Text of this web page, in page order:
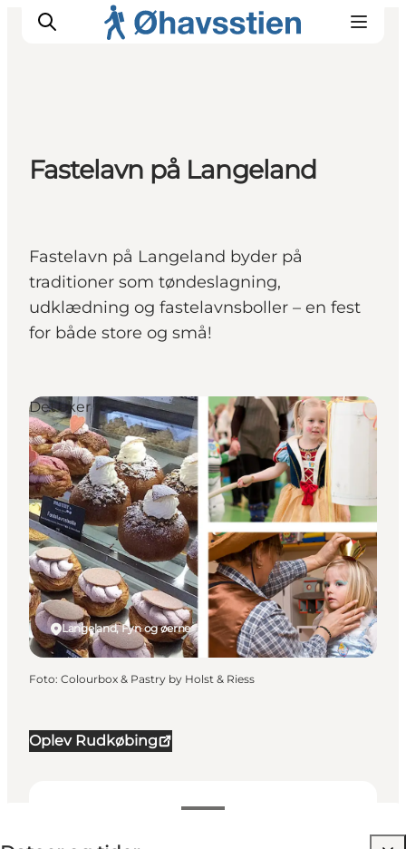
Inspiration
Vandreruter
Fastelavn på Langeland
Fastelavn på Langeland byder på
traditioner som tøndeslagning,
udklædning og fastelavnsboller – en fest
for både store og små!
Oplev Rudkøbing
Langeland, Fyn og øerne
Det sker
Foto: Colourbox & Pastry by Holst & Riess